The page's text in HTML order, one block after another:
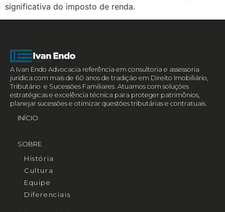
significativa do imposto de renda.
A Ivan Endo Advocacia referência em consultoria e assessoria
jurídica com mais de 60 anos de tradição em Direito Imobiliário,
Tributário e Sucessões Familiares. Atuamos com soluções
estratégicas e excelência técnica para proteger patrimônios,
planejar sucessões e otimizar questões tributárias e contratuais.
INÍCIO
SOBRE
História
Cultura
Equipe
Diferenciais